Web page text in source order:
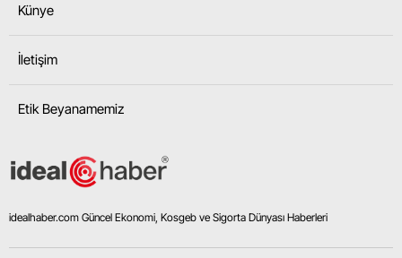
Künye
İletişim
Etik Beyanamemiz
idealhaber.com Güncel Ekonomi, Kosgeb ve Sigorta Dünyası Haberleri